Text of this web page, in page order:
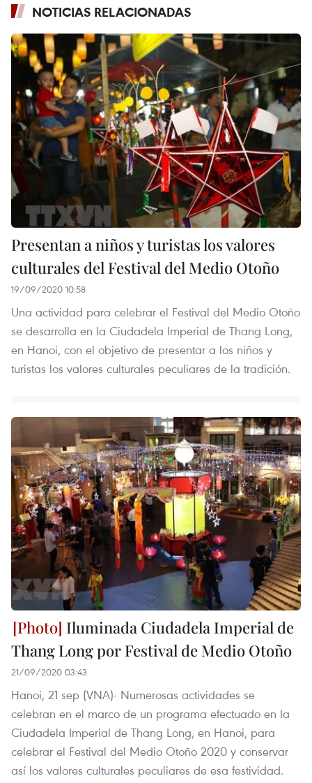
NOTICIAS RELACIONADAS
Presentan a niños y turistas los valores
culturales del Festival del Medio Otoño
19/09/2020 10:58
Una actividad para celebrar el Festival del Medio Otoño
se desarrolla en la Ciudadela Imperial de Thang Long,
en Hanoi, con el objetivo de presentar a los niños y
turistas los valores culturales peculiares de la tradición.
Iluminada Ciudadela Imperial de
Thang Long por Festival de Medio Otoño
21/09/2020 03:43
Hanoi, 21 sep (VNA)- Numerosas actividades se
celebran en el marco de un programa efectuado en la
Ciudadela Imperial de Thang Long, en Hanoi, para
celebrar el Festival del Medio Otoño 2020 y conservar
así los valores culturales peculiares de esa festividad.